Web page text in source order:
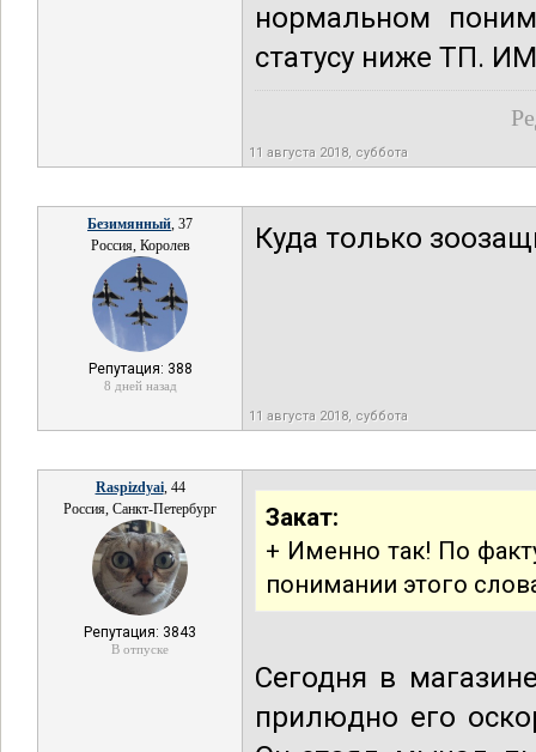
нормальном
статусу ниже ТП.
11 августа 2018, суббота
Безимянный, 37
Россия, Королев
Репутация: 388
8 дней назад
Куда только
11 августа 2018, суббота
Raspizdyai, 44
Россия, Санкт-Петербург
Репутация: 3843
В отпуске
Закат:
+ Именно так! По
понимании этого
Сегодня в
прилюдно его